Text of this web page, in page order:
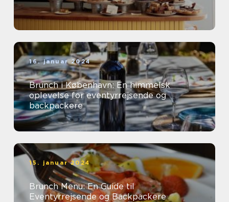
16. januar 2024
Brunch i København: En himmelsk
oplevelse for eventyrrejsende og
backpackere
15. januar 2024
Brunch Menu: En Guide til
Eventyrrejsende og Backpackere